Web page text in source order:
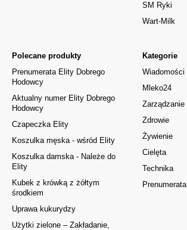
Kategorie
Wiadomości
Mleko24
Zarządzanie
Zdrowie
Żywienie
Cielęta
Technika
Prenumerata
Polecane produkty
Prenumerata Elity Dobrego
Hodowcy
Aktualny numer Elity Dobrego
Hodowcy
Czapeczka Elity
Koszulka męska - wśród Elity
Koszulka damska - Należe do
Elity
Kubek z krówką z żółtym
środkiem
Uprawa kukurydzy
Użytki zielone – Zakładanie,
SM Ryki
Wart-Milk